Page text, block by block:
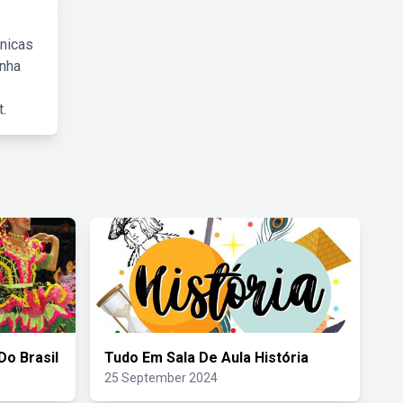
Brasil Tudo Em Sala De Aula História
25 September 2024